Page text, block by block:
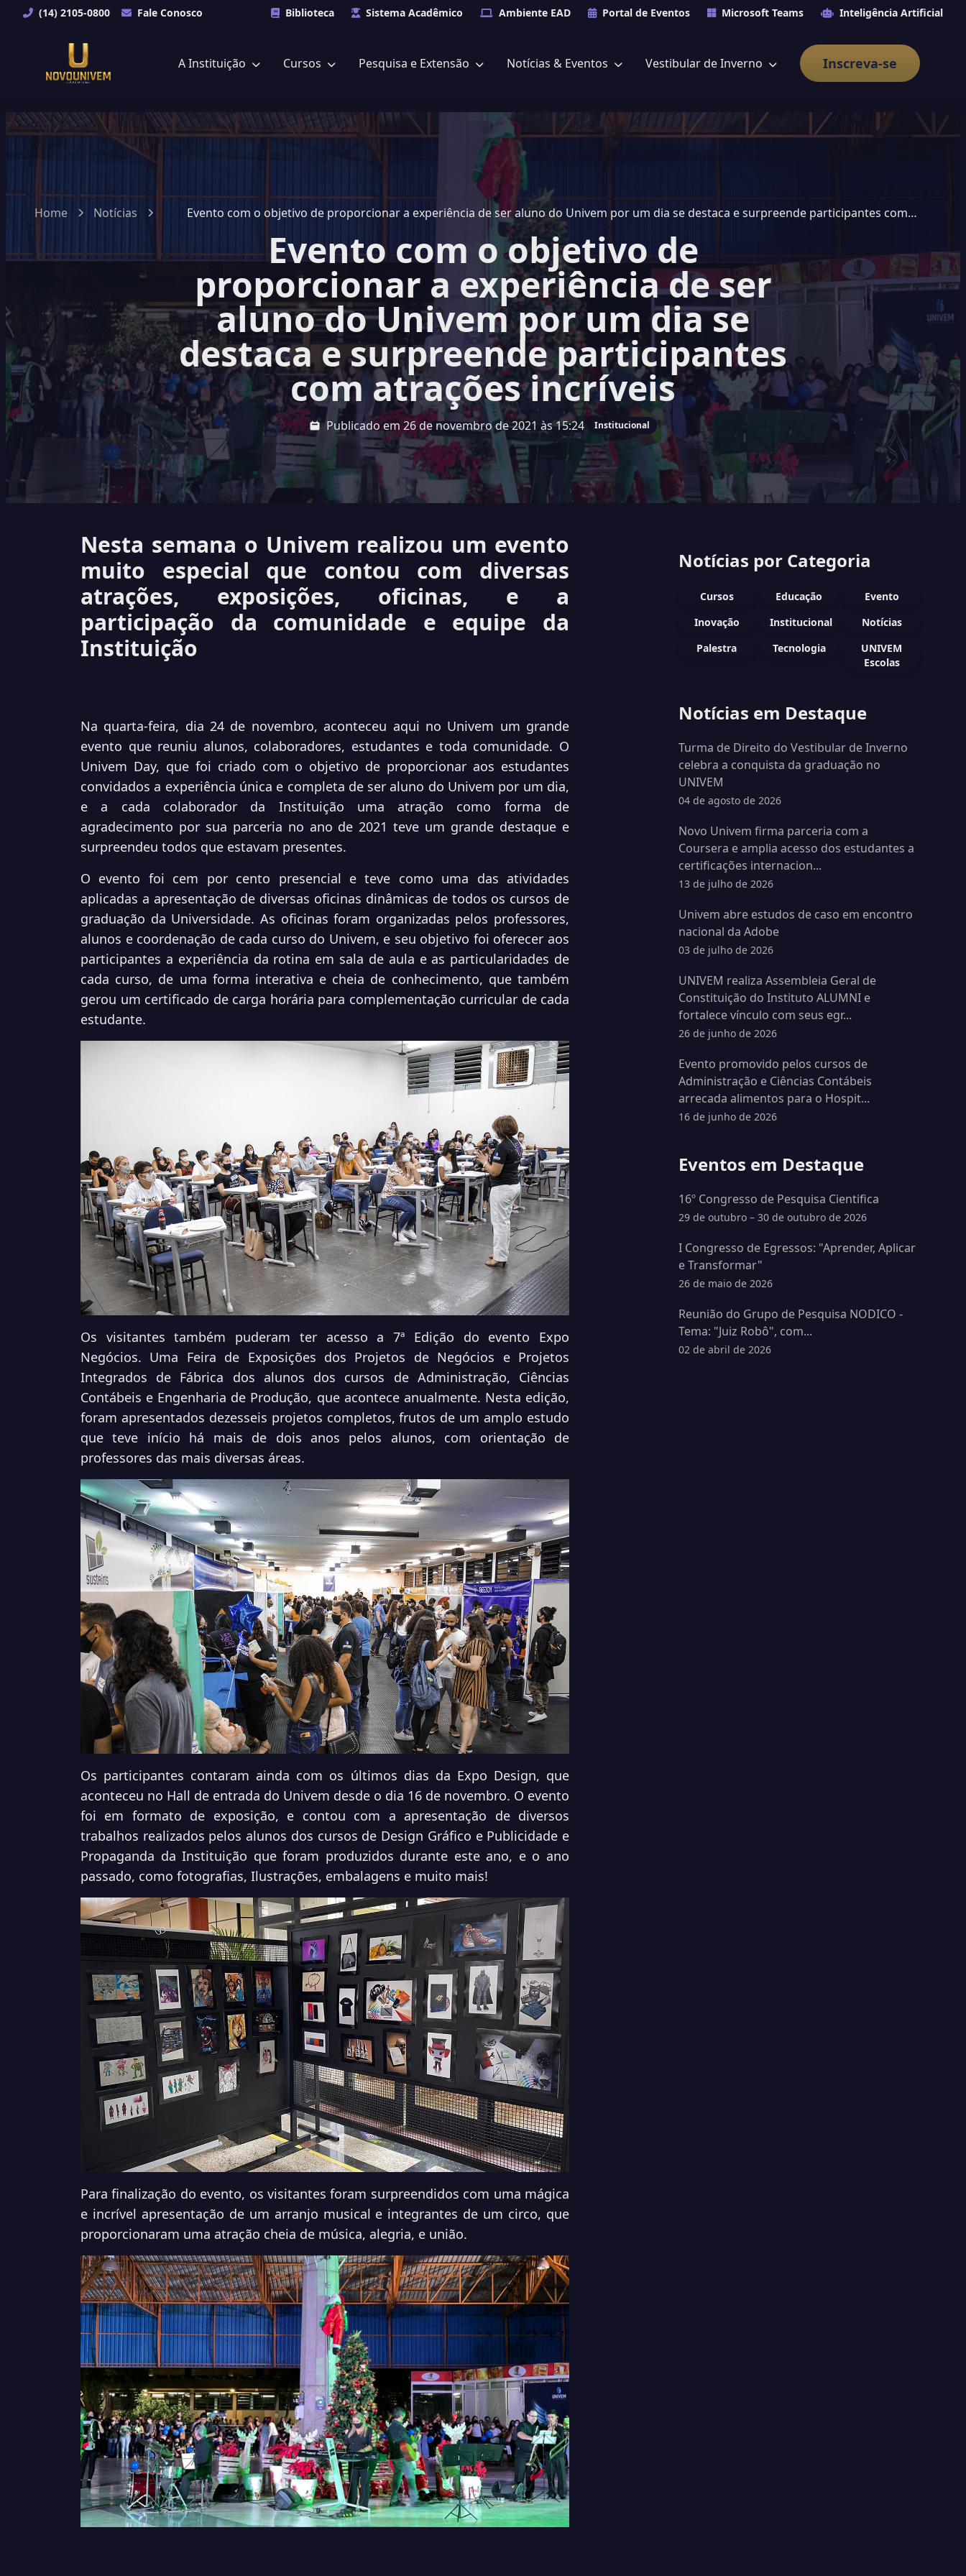
(14) 2105-0800 Fale Conosco Biblioteca Sistema Acadêmico Ambiente EAD Portal de Eventos Microsoft Teams Inteligência Artificial
A Instituição Cursos Pesquisa e Extensão Notícias & Eventos Vestibular de Inverno Inscreva-se
Home Notícias
Evento com o objetivo de proporcionar a experiência de ser aluno do Univem por um dia se destaca e surpreende participantes com
atrações incríveis
Evento com o objetivo de
proporcionar a experiência de ser
aluno do Univem por um dia se
destaca e surpreende participantes
com atrações incríveis
Publicado em 26 de novembro de 2021 às 15:24 Institucional
Nesta semana o Univem realizou um evento
muito especial que contou com diversas
atrações, exposições, oficinas, e a
participação da comunidade e equipe da
Instituição
Na quarta-feira, dia 24 de novembro, aconteceu aqui no Univem um grande
evento que reuniu alunos, colaboradores, estudantes e toda comunidade. O
Univem Day, que foi criado com o objetivo de proporcionar aos estudantes
convidados a experiência única e completa de ser aluno do Univem por um dia,
e a cada colaborador da Instituição uma atração como forma de
agradecimento por sua parceria no ano de 2021 teve um grande destaque e
surpreendeu todos que estavam presentes.
O evento foi cem por cento presencial e teve como uma das atividades
aplicadas a apresentação de diversas oficinas dinâmicas de todos os cursos de
graduação da Universidade. As oficinas foram organizadas pelos professores,
alunos e coordenação de cada curso do Univem, e seu objetivo foi oferecer aos
participantes a experiência da rotina em sala de aula e as particularidades de
cada curso, de uma forma interativa e cheia de conhecimento, que também
gerou um certificado de carga horária para complementação curricular de cada
estudante.
Os visitantes também puderam ter acesso a 7ª Edição do evento Expo
Negócios. Uma Feira de Exposições dos Projetos de Negócios e Projetos
Integrados de Fábrica dos alunos dos cursos de Administração, Ciências
Contábeis e Engenharia de Produção, que acontece anualmente. Nesta edição,
foram apresentados dezesseis projetos completos, frutos de um amplo estudo
que teve início há mais de dois anos pelos alunos, com orientação de
professores das mais diversas áreas.
Os participantes contaram ainda com os últimos dias da Expo Design, que
aconteceu no Hall de entrada do Univem desde o dia 16 de novembro. O evento
foi em formato de exposição, e contou com a apresentação de diversos
trabalhos realizados pelos alunos dos cursos de Design Gráfico e Publicidade e
Propaganda da Instituição que foram produzidos durante este ano, e o ano
passado, como fotografias, Ilustrações, embalagens e muito mais!
Para finalização do evento, os visitantes foram surpreendidos com uma mágica
e incrível apresentação de um arranjo musical e integrantes de um circo, que
proporcionaram uma atração cheia de música, alegria, e união.
Notícias por Categoria
Cursos Educação
Evento
Inovação
Institucional
Notícias
Palestra
Tecnologia
UNIVEM
Escolas
Notícias em Destaque
Turma de Direito do Vestibular de Inverno
celebra a conquista da graduação no
UNIVEM
04 de agosto de 2026
Novo Univem firma parceria com a
Coursera e amplia acesso dos estudantes a
certificações internacion...
13 de julho de 2026
Univem abre estudos de caso em encontro
nacional da Adobe
03 de julho de 2026
UNIVEM realiza Assembleia Geral de
Constituição do Instituto ALUMNI e
fortalece vínculo com seus egr...
26 de junho de 2026
Evento promovido pelos cursos de
Administração e Ciências Contábeis
arrecada alimentos para o Hospit...
16 de junho de 2026
Eventos em Destaque
16º Congresso de Pesquisa Cientifica
29 de outubro – 30 de outubro de 2026
I Congresso de Egressos: "Aprender, Aplicar
e Transformar"
26 de maio de 2026
Reunião do Grupo de Pesquisa NODICO -
Tema: "Juiz Robô", com...
02 de abril de 2026